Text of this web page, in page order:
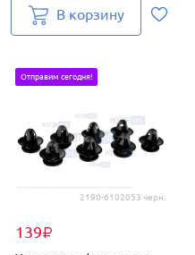
В корзину
2190-6102053 черн.
139₽
Отправим сегодня!